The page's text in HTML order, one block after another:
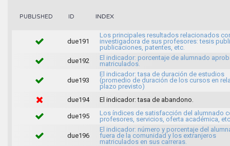
PUBLISHED ID INDEX
due191
Los principales resultados relacionados
investigadora de sus profesores: tesis
publicaciones, patentes, etc.
due192
El indicador: porcentaje de alumnado
matriculados.
due193
El indicador: tasa de duración de estudios
(promedio de duración de los cursos en
plazo previsto)
due194
El indicador: tasa de abandono.
due195
Los índices de satisfacción del alumnado
profesores, servicios, oferta académica,
due196
El indicador: número y porcentaje del
fuera de la comunidad y los extranjeros
matriculados en sus carreras.